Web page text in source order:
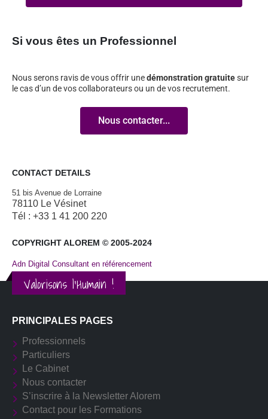
Si vous êtes un Professionnel
Nous serons ravis de vous offrir unedémonstration gratuitesur
le cas d’un de vos collaborateurs ou un de vos recrutement.
Nous contacter...
CONTACT DETAILS
51 bis Avenue de Lorraine
78110 Le Vésinet
Tél : +33 1 41 200 220
COPYRIGHT ALOREM © 2005-2024
Adn Digital Consultant en référencement
Valorisons l'Humain !
PRINCIPALES PAGES
Professionnels
Particuliers
Le Cabinet
Nous contacter
S’inscrire à la Newsletter Alorem
Contact pour les Formations